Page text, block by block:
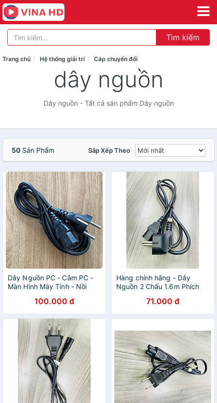
Tìm kiếm
Trang chủ Hệ thống giải trí Cáp chuyển đổi
dây nguồn
Dây nguồn - Tất cả sản phẩm Dây nguồn
50 Sản Phẩm Sắp Xếp Theo
Dây Nguồn PC - Cắm PC -
Màn Hình Máy Tính - Nồi
, màu Đen100.000 đ
Hàng chính hãng - Dây
Nguồn 2 Chấu 1.6m Phích
Dùng Cho Máy Tính, Nồi
Cơm Điện Thiết Bị Điện Bảo
Hành 12 Tháng
71.000 đ